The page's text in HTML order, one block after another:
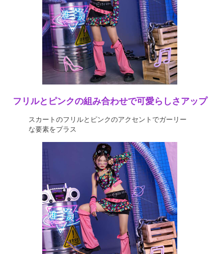
フリルとピンクの組み合わせで可愛らしさアップ
スカートのフリルとピンクのアクセントでガーリー
な要素をプラス